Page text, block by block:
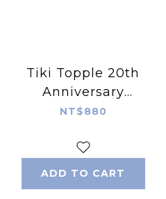
Tiki Topple 20th
Anniversary
Edition
NT$880
ADD TO CART